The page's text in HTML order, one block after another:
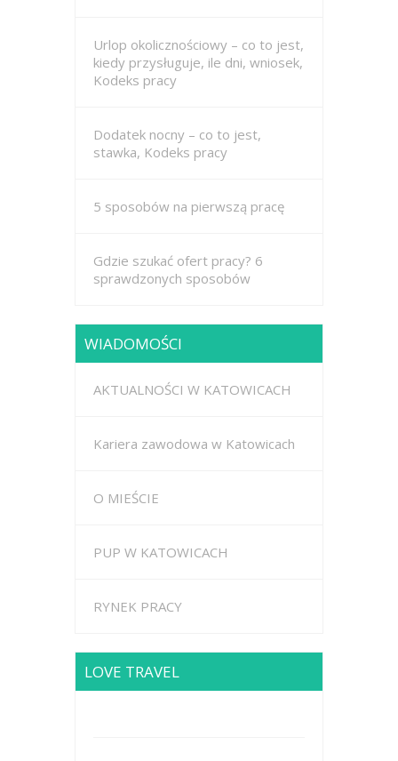
Urlop okolicznościowy – co to jest,
kiedy przysługuje, ile dni, wniosek,
Kodeks pracy
Dodatek nocny – co to jest,
stawka, Kodeks pracy
5 sposobów na pierwszą pracę
Gdzie szukać ofert pracy? 6
sprawdzonych sposobów
WIADOMOŚCI
AKTUALNOŚCI W KATOWICACH
Kariera zawodowa w Katowicach
O MIEŚCIE
PUP W KATOWICACH
RYNEK PRACY
LOVE TRAVEL